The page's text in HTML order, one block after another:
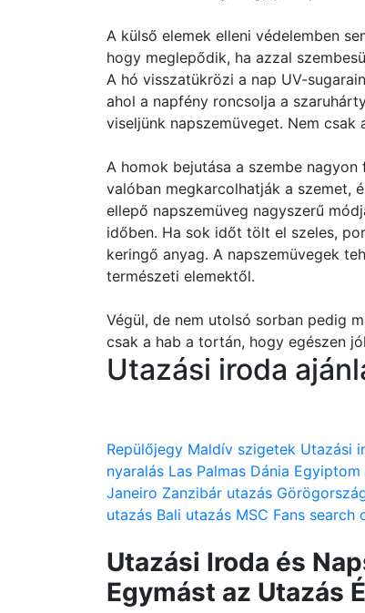
A külső elemek elleni védelemben
hogy meglepődik, ha azzal
A hó visszatükrözi a nap UV-
ahol a napfény roncsolja a
viseljünk napszemüveget. Nem csak
A homok bejutása a szembe
valóban megkarcolhatják a szemet,
ellepő napszemüveg nagyszerű
időben. Ha sok időt tölt el szeles,
keringő anyag. A napszemüvegek
természeti elemektől.
Végül, de nem utolsó sorban pedig
csak a hab a tortán, hogy egészen
Utazási iroda
Repülőjegy Maldív szigetek Utazási
nyaralás Las Palmas Dánia Egyiptom
Janeiro Zanzibár utazás
utazás Bali utazás MSC Fans search
Utazási Iroda és
Egymást az Utazás